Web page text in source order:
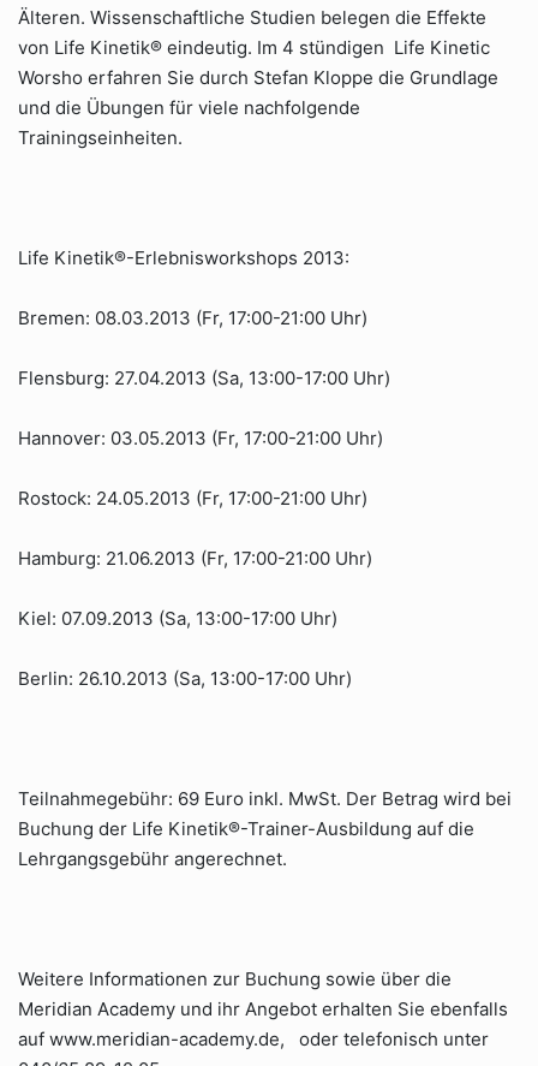
Älteren. Wissenschaftliche Studien belegen die Effekte
von Life Kinetik® eindeutig. Im 4 stündigen Life Kinetic
Worsho erfahren Sie durch Stefan Kloppe die Grundlage
und die Übungen für viele nachfolgende
Trainingseinheiten.
Life Kinetik®-Erlebnisworkshops 2013:
Bremen: 08.03.2013 (Fr, 17:00-21:00 Uhr)
Flensburg: 27.04.2013 (Sa, 13:00-17:00 Uhr)
Hannover: 03.05.2013 (Fr, 17:00-21:00 Uhr)
Rostock: 24.05.2013 (Fr, 17:00-21:00 Uhr)
Hamburg: 21.06.2013 (Fr, 17:00-21:00 Uhr)
Kiel: 07.09.2013 (Sa, 13:00-17:00 Uhr)
Berlin: 26.10.2013 (Sa, 13:00-17:00 Uhr)
Teilnahmegebühr: 69 Euro inkl. MwSt. Der Betrag wird bei
Buchung der Life Kinetik®-Trainer-Ausbildung auf die
Lehrgangsgebühr angerechnet.
Weitere Informationen zur Buchung sowie über die
Meridian Academy und ihr Angebot erhalten Sie ebenfalls
auf www.meridian-academy.de, oder telefonisch unter